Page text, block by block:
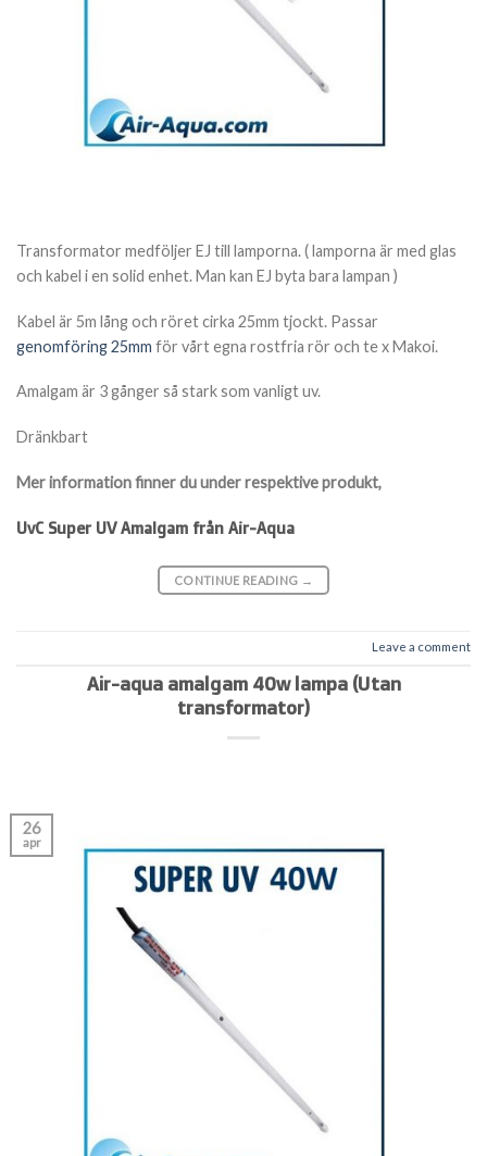
Transformator medföljer EJ till lamporna. ( lamporna är med glas
och kabel i en solid enhet. Man kan EJ byta bara lampan )
Kabel är 5m lång och röret cirka 25mm tjockt. Passar
genomföring 25mm för vårt egna rostfria rör och te x Makoi.
Amalgam är 3 gånger så stark som vanligt uv.
Dränkbart
Mer information finner du under respektive produkt,
UvC Super UV Amalgam från Air-Aqua
CONTINUE READING →
Leave a comment
Air-aqua amalgam 40w lampa (Utan
transformator)
26
apr